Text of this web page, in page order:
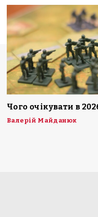
Чого очікувати в
Валерій Майданюк